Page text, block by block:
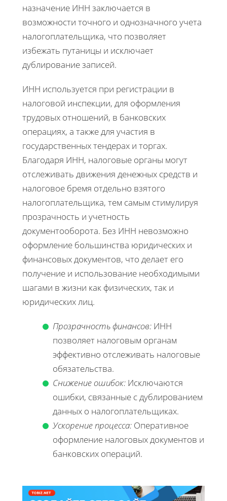
назначение ИНН заключается в
возможности точного и однозначного учета
налогоплательщика, что позволяет
избежать путаницы и исключает
дублирование записей.
ИНН используется при регистрации в
налоговой инспекции, для оформления
трудовых отношений, в банковских
операциях, а также для участия в
государственных тендерах и торгах.
Благодаря ИНН, налоговые органы могут
отслеживать движения денежных средств и
налоговое бремя отдельно взятого
налогоплательщика, тем самым стимулируя
прозрачность и учетность
документооборота. Без ИНН невозможно
оформление большинства юридических и
финансовых документов, что делает его
получение и использование необходимыми
шагами в жизни как физических, так и
юридических лиц.
Прозрачность финансов: ИНН
позволяет налоговым органам
эффективно отслеживать налоговые
обязательства.
Снижение ошибок: Исключаются
ошибки, связанные с дублированием
данных о налогоплательщиках.
Ускорение процесса: Оперативное
оформление налоговых документов и
банковских операций.